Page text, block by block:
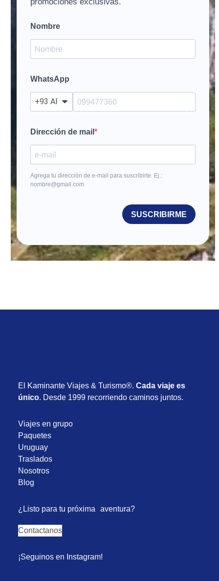
Nombre
WhatsApp
?
Dirección de mail
Agrega tu dirección de e-mail para suscribirte. Ej.:
nombre@gmail.com
SUSCRIBIRME
El Kaminante Viajes & Turismo®.Cada viaje es
único. Desde 1999 recorriendo caminos juntos.
Viajes en grupo
Paquetes
Uruguay
Traslados
Nosotros
Blog
¿Listo para tu próxima aventura?
Contactanos
¡Seguinos en Instagram!